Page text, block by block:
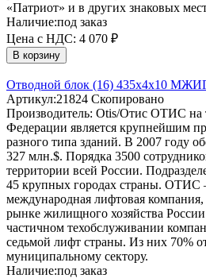
«Патриот» и в других знаковых
Наличие:под заказ
Цена с НДС: 4 070 ₽
В корзину
Отводной блок (16) 435х4х10
Артикул:21824 Скопировано
Производитель: Otis/Отис ОТИС на
Федерации является крупнейшим
разного типа зданий. В 2007 году
327 млн.$. Порядка 3500
территории всей России.
45 крупных городах страны. ОТИС
международная лифтовая
рынке жилищного хозяйства
частичном техобслуживании
седьмой лифт страны. Из них 70%
муниципальному сектору.
Наличие:под заказ